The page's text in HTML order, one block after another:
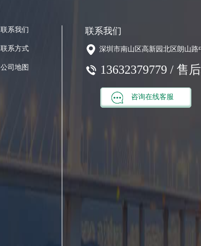
联系我们
联系方式
公司地图
联系我们
深圳市南山区高新园北区朗山路
13632379779 / 售
咨询在线客服